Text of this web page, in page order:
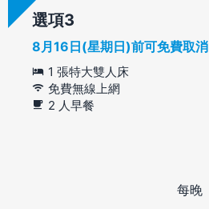
選項
8月16日(星期日)前可免費取消
1 張特大雙人床
免費無線上網
2 人早餐
每晚